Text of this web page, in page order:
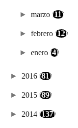
►marzo(11)
►febrero (12)
►enero(4)
► 2016 (81)
► 2015 (89)
► 2014 (137)